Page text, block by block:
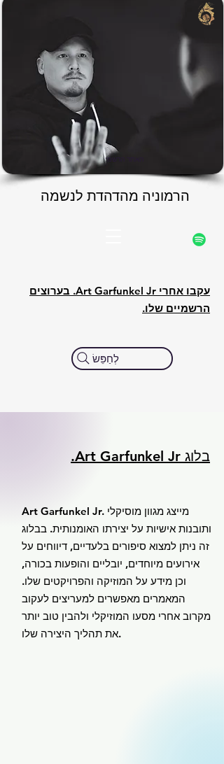
הרמוניה מהדהדת לנשמה
הרמוניה מהדהדת לנשמה
האתר הרשמי
לְחַפֵּשׂ
עקבו אחרי Art Garfunkel Jr. בערוצים
הרשמיים שלו.
בלוג Art Garfunkel Jr.
Art Garfunkel Jr. מייצג מגוון מוסיקלי
ותובנות אישיות על יצירתו האומנותית. בבלוג
זה ניתן למצוא סיפורים בלעדיים, דיווחים על
אירועים מיוחדים, יובליים והופעות בכורה,
וכן מידע על המוזיקה והפרויקטים שלו.
המאמרים מאפשרים למעריצים לעקוב
מקרוב אחרי מסעו המוזיקלי ולהבין טוב יותר
את תהליך היצירה שלו.